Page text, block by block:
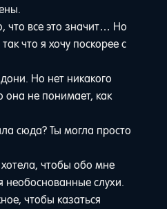
все это значит… Но
что я хочу поскорее с
Но нет никакого
она не понимает, как
сюда? Ты могла просто
чтобы обо мне
необоснованные слухи.
чтобы казаться